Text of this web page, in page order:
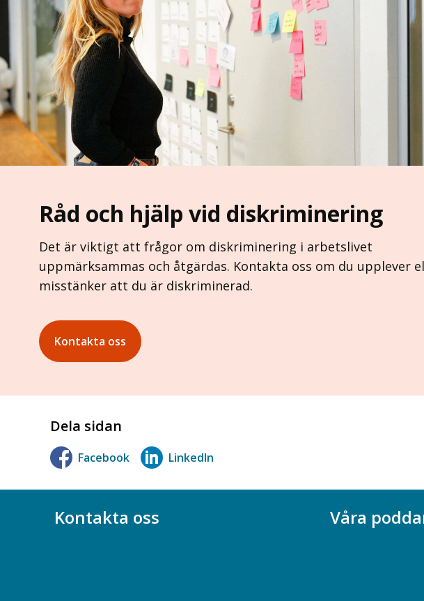
Råd och hjälp vid diskriminering
Det är viktigt att frågor om diskriminering i arbetslivet
uppmärksammas och åtgärdas. Kontakta oss om du upplever
misstänker att du är diskriminerad.
Kontakta oss
Dela sidan
Facebook LinkedIn
Kontakta oss Våra